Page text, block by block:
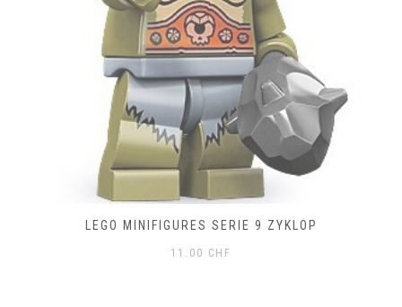
LEGO MINIFIGURES SERIE 9 ZYKLOP
11.00 CHF